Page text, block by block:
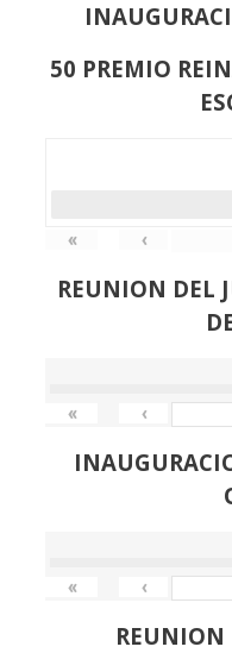
50 PREMIO
« ‹
REUNION DEL
« ‹
« ‹
REUNION